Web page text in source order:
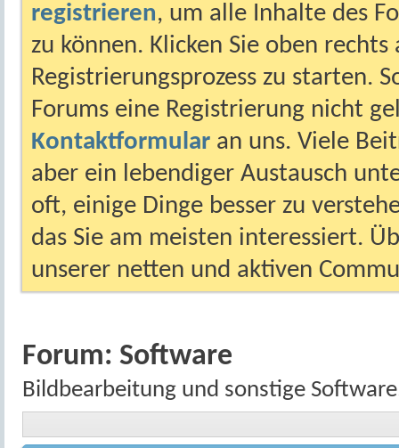
registrieren, um alle Inhalte des
zu können. Klicken Sie oben
Registrierungsprozess zu starten.
Forums eine Registrierung nicht
Kontaktformular an uns. Viele
aber ein lebendiger Austausch
oft, einige Dinge besser zu
das Sie am meisten interessiert.
unserer netten und aktiven
Forum: Software
Bildbearbeitung und sonstige